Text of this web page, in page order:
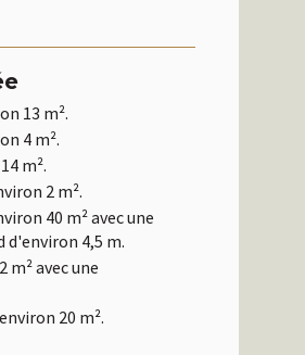
13 m².
4 m².
m².
2 m².
40 m² avec une
d'environ 4,5 m.
m² avec une
20 m².